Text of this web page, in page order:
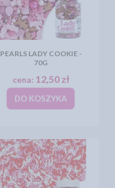
PEARLS LADY COOKIE -
70G
cena: 12,50 zł
DO KOSZYKA